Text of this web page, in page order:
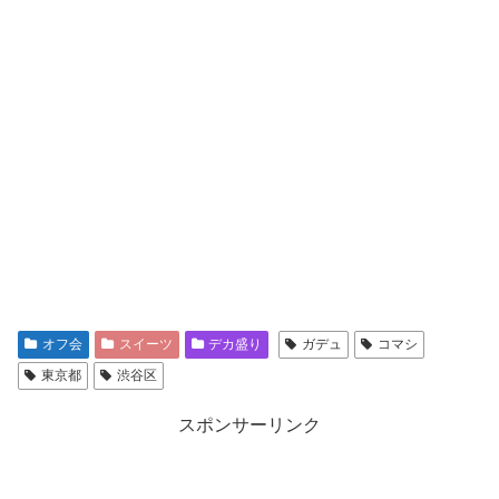
オフ会 スイーツ デカ盛り ガデュ
コマシ
東京都
渋谷区
スポンサーリンク